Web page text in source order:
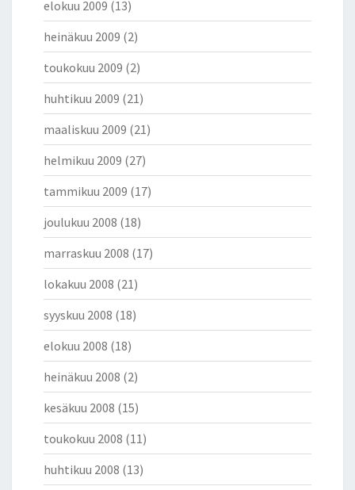
elokuu 2009 (13)
heinäkuu 2009 (2)
toukokuu 2009 (2)
huhtikuu 2009 (21)
maaliskuu 2009 (21)
helmikuu 2009 (27)
tammikuu 2009 (17)
joulukuu 2008 (18)
marraskuu 2008 (17)
lokakuu 2008 (21)
syyskuu 2008 (18)
elokuu 2008 (18)
heinäkuu 2008 (2)
kesäkuu 2008 (15)
toukokuu 2008 (11)
huhtikuu 2008 (13)